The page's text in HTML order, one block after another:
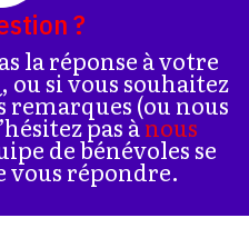
?
la réponse à votre
ou si vous souhaitez
remarques (ou nous
pas ànous
de bénévoles se
vous répondre.